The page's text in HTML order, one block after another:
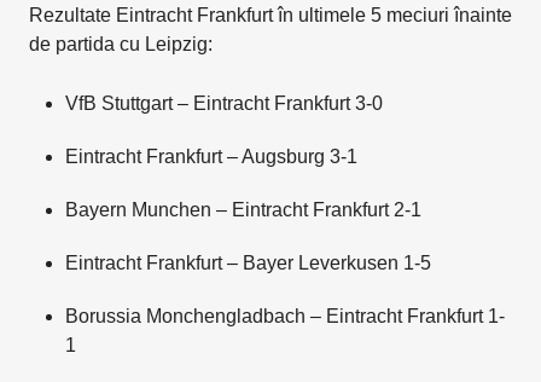
Rezultate Eintracht Frankfurt în ultimele 5 meciuri înainte
de partida cu Leipzig:
VfB Stuttgart – Eintracht Frankfurt 3-0
Eintracht Frankfurt – Augsburg 3-1
Bayern Munchen – Eintracht Frankfurt 2-1
Eintracht Frankfurt – Bayer Leverkusen 1-5
Borussia Monchengladbach – Eintracht Frankfurt 1-
1